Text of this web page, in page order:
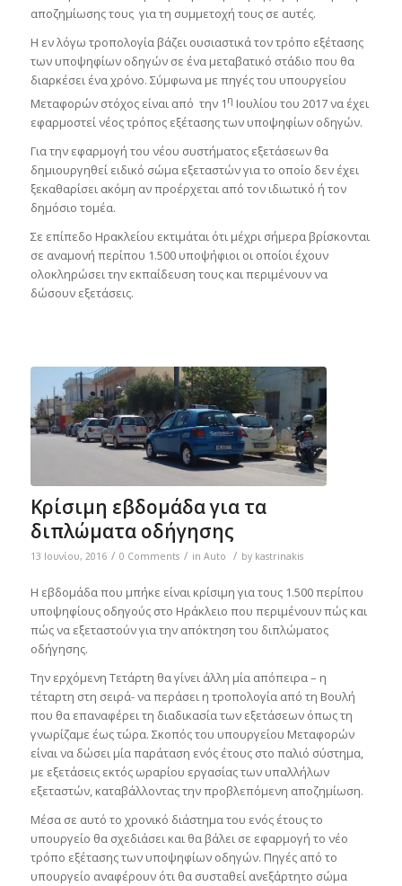
αποζημίωσης τους για τη συμμετοχή τους σε αυτές.
Η εν λόγω τροπολογία βάζει ουσιαστικά τον τρόπο εξέτασης
των υποψηφίων οδηγών σε ένα μεταβατικό στάδιο που θα
διαρκέσει ένα χρόνο. Σύμφωνα με πηγές του υπουργείου
Μεταφορών στόχος είναι από την 1 η Ιουλίου του 2017 να έχει
εφαρμοστεί νέος τρόπος εξέτασης των υποψηφίων οδηγών.
Για την εφαρμογή του νέου συστήματος εξετάσεων θα
δημιουργηθεί ειδικό σώμα εξεταστών για το οποίο δεν έχει
ξεκαθαρίσει ακόμη αν προέρχεται από τον ιδιωτικό ή τον
δημόσιο τομέα.
Σε επίπεδο Ηρακλείου εκτιμάται ότι μέχρι σήμερα βρίσκονται
σε αναμονή περίπου 1.500 υποψήφιοι οι οποίοι έχουν
ολοκληρώσει την εκπαίδευση τους και περιμένουν να
δώσουν εξετάσεις.
Κρίσιμη εβδομάδα για τα
διπλώματα οδήγησης
13 Ιουνίου, 2016 / 0 Comments / in Auto / by kastrinakis
Η εβδομάδα που μπήκε είναι κρίσιμη για τους 1.500 περίπου
υποψηφίους οδηγούς στο Ηράκλειο που περιμένουν πώς και
πώς να εξεταστούν για την απόκτηση του διπλώματος
οδήγησης.
Την ερχόμενη Τετάρτη θα γίνει άλλη μία απόπειρα – η
τέταρτη στη σειρά- να περάσει η τροπολογία από τη Βουλή
που θα επαναφέρει τη διαδικασία των εξετάσεων όπως τη
γνωρίζαμε έως τώρα. Σκοπός του υπουργείου Μεταφορών
είναι να δώσει μία παράταση ενός έτους στο παλιό σύστημα,
με εξετάσεις εκτός ωραρίου εργασίας των υπαλλήλων
εξεταστών, καταβάλλοντας την προβλεπόμενη αποζημίωση.
Μέσα σε αυτό το χρονικό διάστημα του ενός έτους το
υπουργείο θα σχεδιάσει και θα βάλει σε εφαρμογή το νέο
τρόπο εξέτασης των υποψηφίων οδηγών. Πηγές από το
υπουργείο αναφέρουν ότι θα συσταθεί ανεξάρτητο σώμα